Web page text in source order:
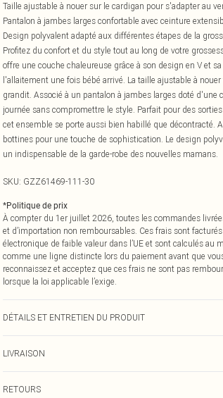
Taille ajustable à nouer sur le cardigan pour s'adapter au
Pantalon à jambes larges confortable avec ceinture
Design polyvalent adapté aux différentes étapes de la
Profitez du confort et du style tout au long de votre
offre une couche chaleureuse grâce à son design en V et
l'allaitement une fois bébé arrivé. La taille ajustable à
grandit. Associé à un pantalon à jambes larges doté
journée sans compromettre le style. Parfait pour des
cet ensemble se porte aussi bien habillé que décontracté.
bottines pour une touche de sophistication. Le design
un indispensable de la garde-robe des nouvelles mamans.
SKU: GZZ61469-111-30
*Politique de prix
À compter du 1er juillet 2026, toutes les commandes
et d’importation non remboursables. Ces frais sont
électronique de faible valeur dans l’UE et sont calculés au
comme une ligne distincte lors du paiement avant que
reconnaissez et acceptez que ces frais ne sont pas
lorsque la loi applicable l’exige.
DÉTAILS ET ENTRETIEN DU PRODUIT
LIVRAISON
RETOURS